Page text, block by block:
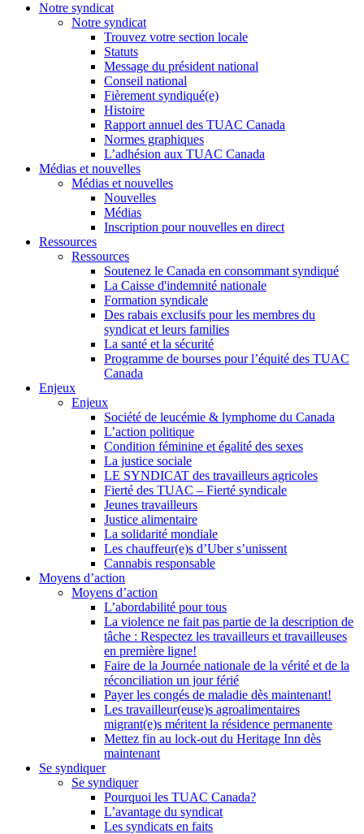
Notre syndicat
Notre syndicat
Trouvez votre section locale
Statuts
Message du président national
Conseil national
Fièrement syndiqué(e)
Histoire
Rapport annuel des TUAC Canada
Normes graphiques
L’adhésion aux TUAC Canada
Médias et nouvelles
Médias et nouvelles
Nouvelles
Médias
Inscription pour nouvelles en direct
Ressources
Ressources
Soutenez le Canada en consommant syndiqué
La Caisse d'indemnité nationale
Formation syndicale
Des rabais exclusifs pour les membres du
syndicat et leurs families
La santé et la sécurité
Programme de bourses pour l’équité des TUAC
Canada
Enjeux
Enjeux
Société de leucémie & lymphome du Canada
L’action politique
Condition féminine et égalité des sexes
La justice sociale
LE SYNDICAT des travailleurs agricoles
Fierté des TUAC – Fierté syndicale
Jeunes travailleurs
Justice alimentaire
La solidarité mondiale
Les chauffeur(e)s d’Uber s’unissent
Cannabis responsable
Moyens d’action
Moyens d’action
L’abordabilité pour tous
La violence ne fait pas partie de la description de
tâche : Respectez les travailleurs et travailleuses
en première ligne!
Faire de la Journée nationale de la vérité et de la
réconciliation un jour férié
Payer les congés de maladie dès maintenant!
Les travailleur(euse)s agroalimentaires
migrant(e)s méritent la résidence permanente
Mettez fin au lock-out du Heritage Inn dès
maintenant
Se syndiquer
Se syndiquer
Pourquoi les TUAC Canada?
L’avantage du syndicat
Les syndicats en faits